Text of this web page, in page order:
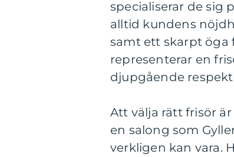
specialiserar de sig
alltid kundens
samt ett skarpt öga
representerar en
djupgående
Att välja rätt frisör
en salong som
verkligen kan vara.